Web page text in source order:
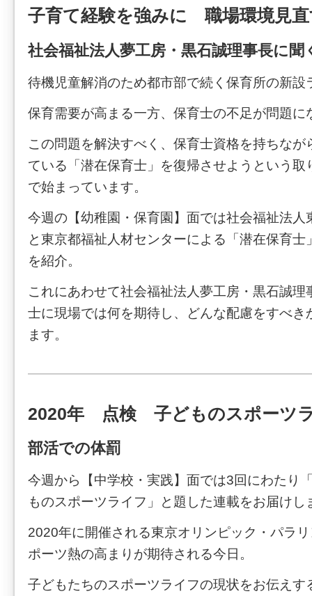
子育て経験を強みに 職場環境見直
社会福祉法人夢工房・黒石誠理事長に聞
待機児童解消のため都市部で続く保育所の新設
保育需要が高まる一方、保育士の不足が問題に
この問題を解決すべく、保育士資格を持ちなが
ている「潜在保育士」を復帰させようという取
で始まっています。
今週の【幼稚園・保育園】面では社会福祉法人
と東京都福祉人材センターによる「潜在保育士
を紹介。
これにあわせて社会福祉法人夢工房・黒石誠理
士に現場では何を期待し、どんな配慮をすべき
ます。
2020年 点検 子どものスポーツ
部活での体罰
今週から【中学校・実践】面では3回にわた
ものスポーツライフ」と題した連載をお届けし
2020年に開催される東京オリンピック・パラ
ポーツ熱の高まりが期待される今日。
子どもたちのスポーツライフの現状をお伝えす